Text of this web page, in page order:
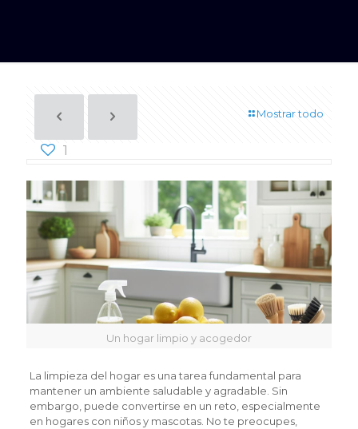
Mostrar todo
1
Un hogar limpio y acogedor
La limpieza del hogar es una tarea fundamental para
mantener un ambiente saludable y agradable. Sin
embargo, puede convertirse en un reto, especialmente
en hogares con niños y mascotas. No te preocupes,